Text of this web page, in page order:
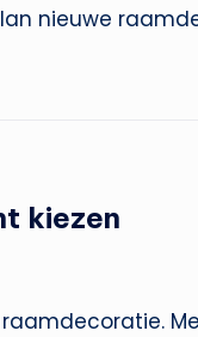
nieuwe
kiezen